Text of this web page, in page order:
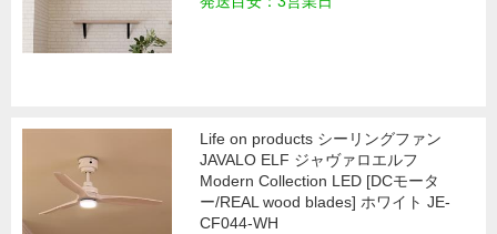
Life on products シーリングファン
JAVALO ELF ジャヴァロエルフ
Modern Collection LED [DCモータ
ー/REAL wood blades] ホワイト JE-
CF044-WH